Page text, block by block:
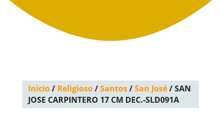
Inicio/ Religioso/Santos/San José/ SAN
JOSE CARPINTERO 17 CM DEC.-SLD091A